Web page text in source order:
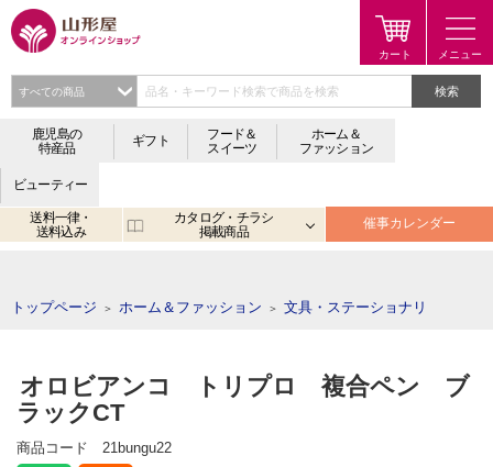
検索
鹿児島の
特産品
ギフト
フード＆
スイーツ
ホーム＆
ファッション
ビューティー
送料一律・
送料込み
カタログ・チラシ
掲載商品
催事カレンダー
トップページ ＞ ホーム＆ファッション ＞ 文具・ステーショナリ
オロビアンコ トリプロ 複合ペン ブ
ラックCT
商品コード 21bungu22